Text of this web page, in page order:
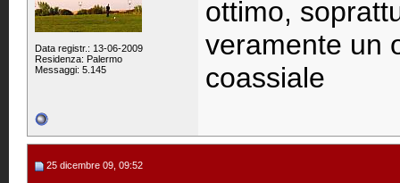
Data registr.: 13-06-2009
Residenza: Palermo
Messaggi: 5.145
ottimo,
veramente un
coassiale
25 dicembre 09, 09:52